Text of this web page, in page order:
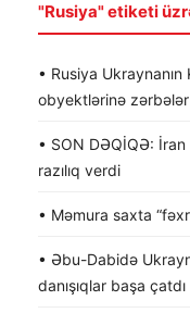
"Rusiya" etiketi
• Rusiya
obyektlərinə
• SON DƏQİQƏ: İran
razılıq verdi
• Məmura saxta
• Əbu-Dabidə
danışıqlar başa çatdı